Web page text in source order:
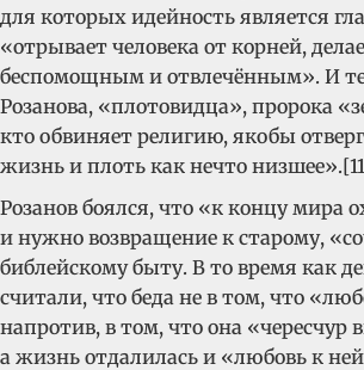
для которых идейность является
«отрывает человека от корней,
беспомощным и отвлечённым». И
Розанова, «плотовидца», пророка
кто обвиняет религию, якобы
жизнь и плоть как нечто
Розанов боялся, что «к концу мира
и нужно возвращение к старому,
библейскому быту. В то время как
считали, что беда не в том, что
напротив, в том, что она «чересчур
а жизнь отдалилась и «любовь к